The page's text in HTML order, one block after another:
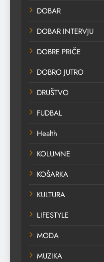
DOBAR
DOBAR INTERVJU
DOBRE PRIČE
DOBRO JUTRO
DRUŠTVO
FUDBAL
Health
KOLUMNE
KOŠARKA
KULTURA
LIFESTYLE
MODA
MUZIKA